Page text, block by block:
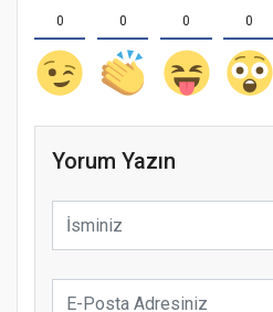
0 0 0 0
Yorum Yazın